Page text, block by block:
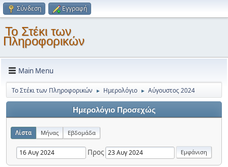
Σύνδεση Εγγραφή
Το Στέκι των
Πληροφορικών
Main Menu
Το Στέκι των Πληροφορικών ► Ημερολόγιο ► Αύγουστος 2024
Ημερολόγιο Προσεχώς
Λίστα Μήνας Εβδομάδα
Προς